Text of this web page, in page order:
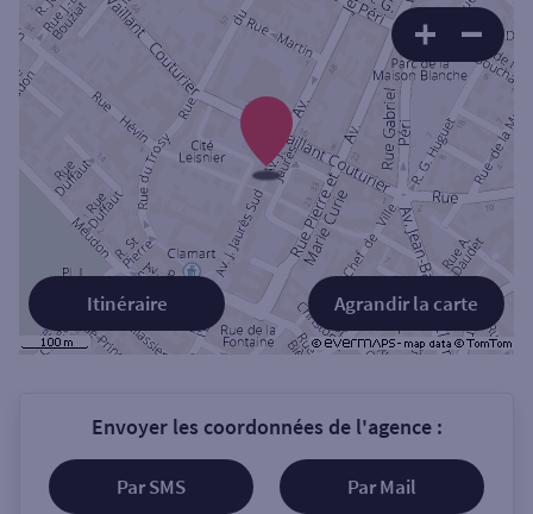
Agrandir la carte
Itinéraire
Envoyer les coordonnées de l'agence :
Par SMS Par Mail